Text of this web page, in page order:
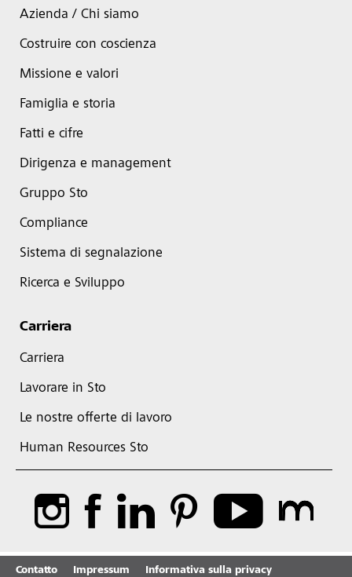
Azienda / Chi siamo
Costruire con coscienza
Missione e valori
Famiglia e storia
Fatti e cifre
Dirigenza e management
Gruppo Sto
Compliance
Sistema di segnalazione
Ricerca e Sviluppo
Carriera
Carriera
Lavorare in Sto
Le nostre offerte di lavoro
Human Resources Sto
Contatto Impressum
Informativa sulla privacy